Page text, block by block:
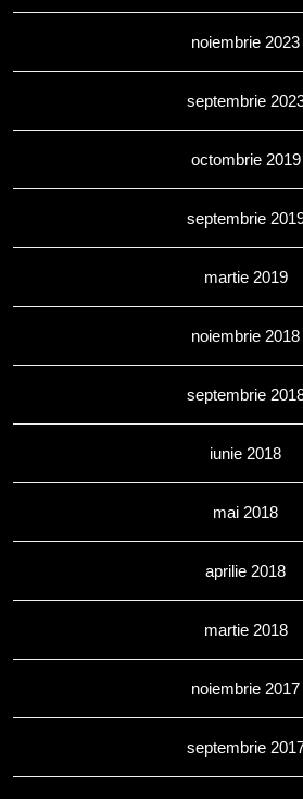
noiembrie 2023
septembrie
octombrie 2019
septembrie
martie 2019
noiembrie 2018
septembrie
iunie 2018
mai 2018
aprilie 2018
martie 2018
noiembrie 2017
septembrie